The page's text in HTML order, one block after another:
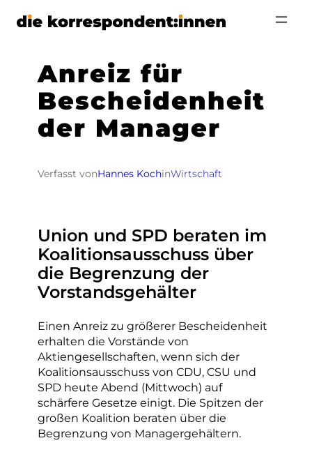
Zum
Anreiz für
Bescheidenheit
der Manager
Verfasst vonHannes KochinWirtschaft
Union und SPD beraten im
Koalitionsausschuss über
die Begrenzung der
Vorstandsgehälter
Einen Anreiz zu größerer Bescheidenheit
erhalten die Vorstände von
Aktiengesellschaften, wenn sich der
Koalitionsausschuss von CDU, CSU und
SPD heute Abend (Mittwoch) auf
schärfere Gesetze einigt. Die Spitzen der
großen Koalition beraten über die
Begrenzung von Managergehältern.